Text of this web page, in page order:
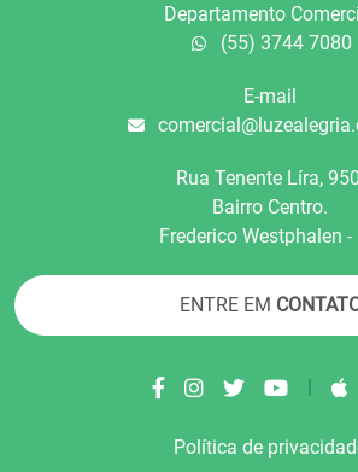
Departamento
(55) 3744 7080
E-mail
Rua Tenente Líra,
Bairro Centro.
Frederico Westphalen -
ENTRE EM
Política de